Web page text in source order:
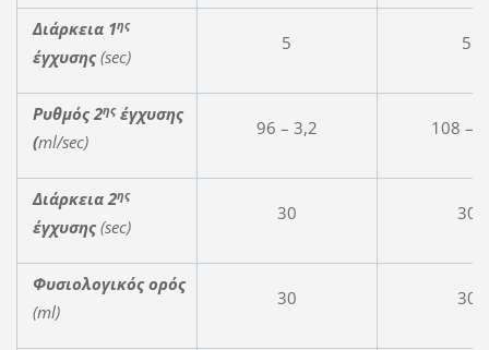
Διάρκεια 1ης
έγχυσης (sec)
5 5
Ρυθμός 2ηςέγχυσης
(ml/sec)
96 – 3,2 108 –
Διάρκεια2ης
έγχυσης (sec)
30 30
Φυσιολογικός ορός
(ml)
30 30